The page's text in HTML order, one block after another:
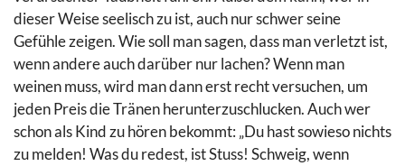
dieser Weise seelisch zu ist, auch nur schwer seine
Gefühle zeigen. Wie soll man sagen, dass man verletzt ist,
wenn andere auch darüber nur lachen? Wenn man
weinen muss, wird man dann erst recht versuchen, um
jeden Preis die Tränen herunterzuschlucken. Auch wer
schon als Kind zu hören bekommt: „Du hast sowieso nichts
zu melden! Was du redest, ist Stuss! Schweig, wenn